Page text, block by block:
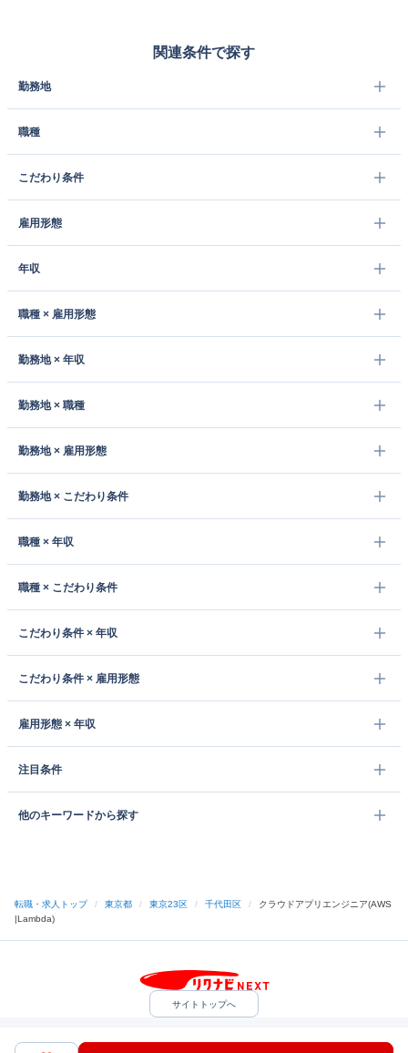
関連条件で探す
勤務地
職種
こだわり条件
雇用形態
年収
職種 × 雇用形態
勤務地 × 年収
勤務地 × 職種
勤務地 × 雇用形態
勤務地 × こだわり条件
職種 × 年収
職種 × こだわり条件
こだわり条件 × 年収
こだわり条件 × 雇用形態
雇用形態 × 年収
注目条件
他のキーワードから探す
転職・求人トップ / 東京都 / 東京23区 / 千代田区 /
クラウドアプリエンジニア(AWS
|Lambda)
サイトトップへ
中途採用をご検討の企業様